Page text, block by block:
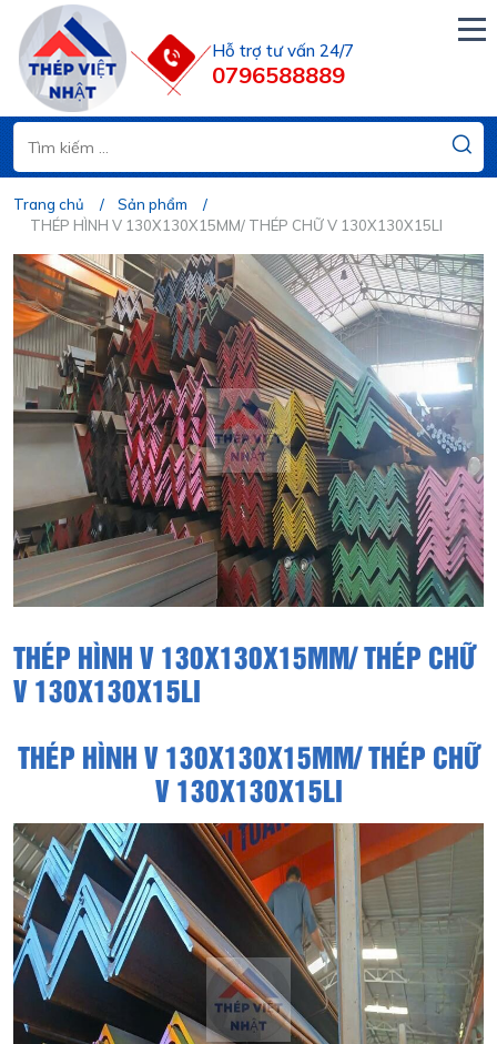
Hỗ trợ tư vấn 24/7
0796588889
Trang chủ
Sản phẩm
THÉP HÌNH V 130X130X15MM/ THÉP CHỮ V 130X130X15LI
THÉP HÌNH V 130X130X15MM/ THÉP CHỮ
V 130X130X15LI
THÉP HÌNH V 130X130X15MM/ THÉP CHỮ
V 130X130X15LI